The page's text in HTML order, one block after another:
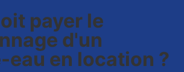
payer le
d'un
eau en location ?